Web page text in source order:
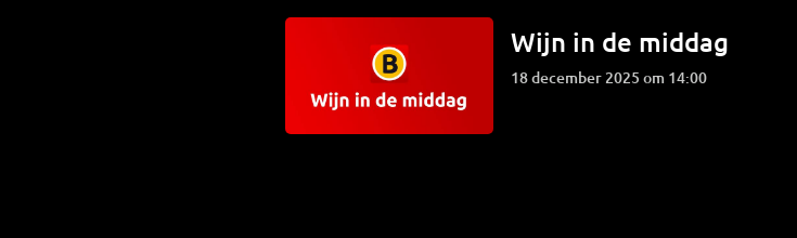
Wijn in de middag
18 december 2025 om 14:00